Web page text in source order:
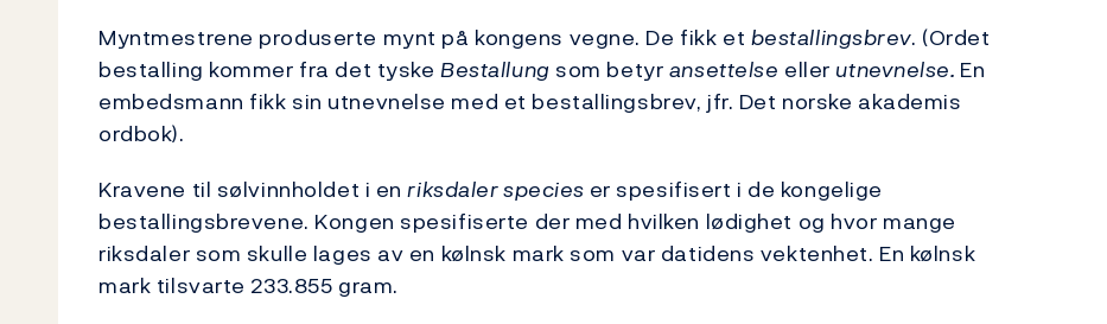
Myntmestrene produserte mynt på kongens vegne. De fikk et bestallingsbrev. (Ordet
bestalling kommer fra det tyske Bestallung som betyransettelse eller utnevnelse. En
embedsmann fikk sin utnevnelse med et bestallingsbrev, jfr. Det norske akademis
ordbok).
Kravene til sølvinnholdet i enriksdaler species er spesifisert i de kongelige
bestallingsbrevene. Kongen spesifiserte der med hvilken lødighet og hvor mange
riksdaler som skulle lages av en kølnsk mark som var datidens vektenhet. En kølnsk
mark tilsvarte 233.855 gram.